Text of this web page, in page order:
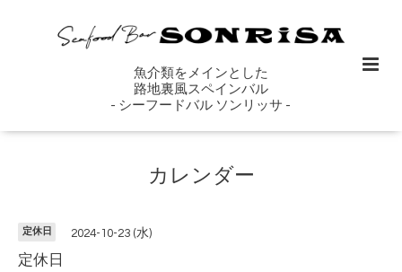
魚介類をメインとした
路地裏風スペインバル
- シーフードバル ソンリッサ -
カレンダー
定休日 2024-10-23 (水)
定休日